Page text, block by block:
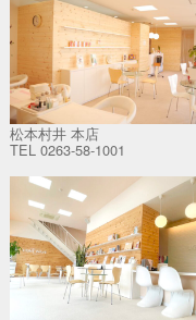
松本村井 本店
TEL 0263-58-1001